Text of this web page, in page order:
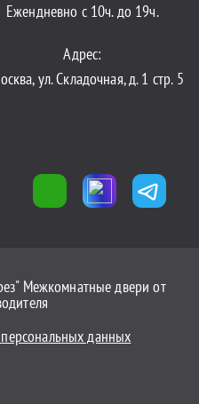
Ежендневно с 10ч. до 19ч.
Адрес:
ул. Складочная, д. 1 стр. 5
Межкомнатные двери от
данных